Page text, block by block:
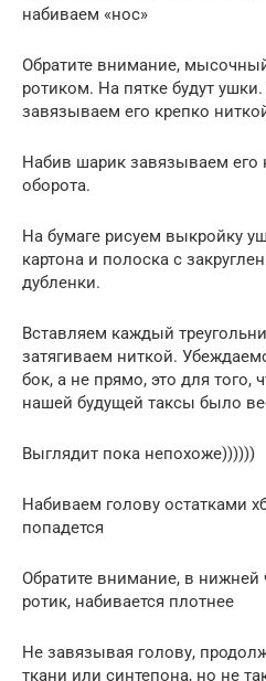
набиваем «нос»
Обратите внимание,
ротиком. На пятке будут
завязываем его крепко
Набив шарик завязываем его
оборота.
На бумаге рисуем выкройку
картона и полоска с
дубленки.
Вставляем каждый
затягиваем ниткой.
бок, а не прямо, это для того,
нашей будущей таксы было
Выглядит пока непохоже))))))
Набиваем голову остатками
попадется
Обратите внимание, в нижней
ротик, набивается плотнее
Не завязывая голову,
ткани или синтепона, но не